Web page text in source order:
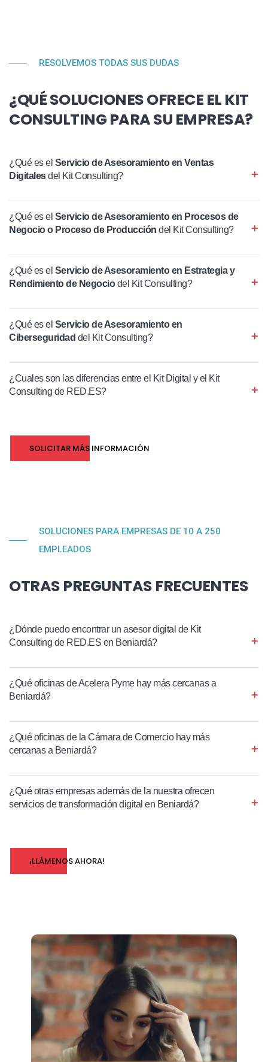
RESOLVEMOS TODAS SUS DUDAS
¿QUÉ SOLUCIONES OFRECE EL KIT
CONSULTING PARA SU EMPRESA?
¿Qué es el Servicio de Asesoramiento en Ventas
Digitalesdel Kit Consulting?
¿Qué es el Servicio de Asesoramiento en Procesos de
Negocio o Proceso de Producción del Kit Consulting?
¿Qué es el Servicio de Asesoramiento en Estrategia y
Rendimiento de Negociodel Kit Consulting?
¿Qué es el Servicio de Asesoramiento en
Ciberseguridad del Kit Consulting?
¿Cuales son las diferencias entre el Kit Digital y el Kit
Consulting de RED.ES?
SOLICITAR MÁS INFORMACIÓN
SOLUCIONES PARA EMPRESAS DE 10 A 250
EMPLEADOS
OTRAS PREGUNTAS FRECUENTES
¿Dónde puedo encontrar un asesor digital de Kit
Consulting de RED.ES en Beniardá?
¿Qué oficinas de Acelera Pyme hay más cercanas a
Beniardá?
¿Qué oficinas de la Cámara de Comercio hay más
cercanas a Beniardá?
¿Qué otras empresas además de la nuestra ofrecen
servicios de transformación digital en Beniardá?
¡LLÁMENOS AHORA!